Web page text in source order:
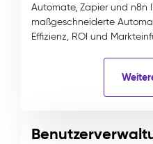
Automate, Zapier und n8n
maßgeschneiderte
Effizienz, ROI und